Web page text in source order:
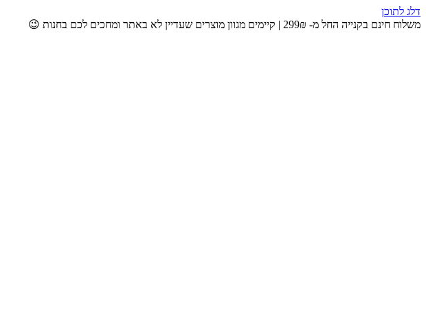
דלג לתוכן
משלוח חינם בקנייה החל מ- 299₪ | קיימים מגוון מוצרים שעדיין לא באתר ומחכים לכם בחנות 😉​